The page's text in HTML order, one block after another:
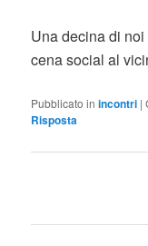
Una decina di
cena social al
Pubblicato in incontri |
Risposta